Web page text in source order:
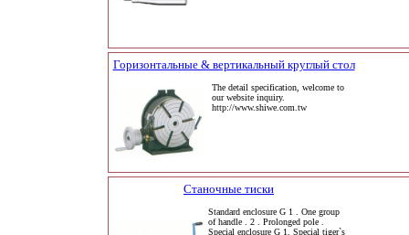
Горизонтальные & вертикальный круглый стол
The detail specification, welcome to
our website inquiry.
http://www.shiwe.com.tw
Станочные тиски
Standard enclosure G 1 . One group
of handle . 2 . Prolonged pole .
Special enclosure G 1. Special tiger`s